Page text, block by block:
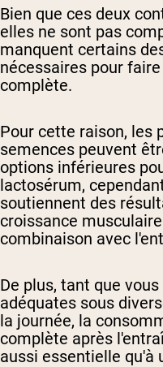
Bien que ces deux
elles ne sont pas
manquent certains
nécessaires pour
complète.
Pour cette raison, les
semences peuvent
options inférieures
lactosérum,
soutiennent des
croissance
combinaison avec
De plus, tant que
adéquates sous
la journée, la
complète après
aussi essentielle qu'à